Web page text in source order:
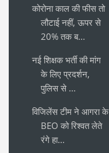
कोरोना काल की फीस तो
लौटाई नहीं, ऊपर से
20% तक ब...
नई शिक्षक भर्ती की मांग
के लिए प्रदर्शन,
पुलिस से ...
विजिलेंस टीम ने आगरा के
BEO को रिश्वत लेते
रंगे हा...